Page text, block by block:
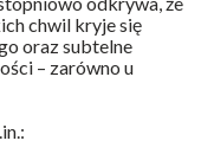
chwil kryje się
oraz subtelne
– zarówno u